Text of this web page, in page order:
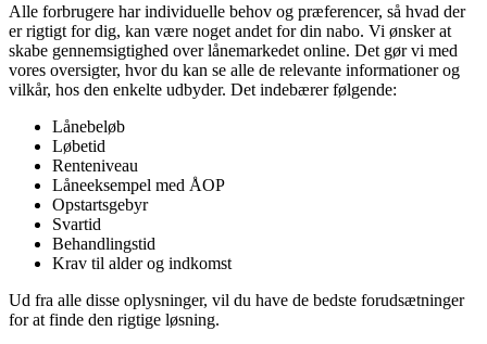
Alle forbrugere har individuelle behov og præferencer, så hvad der
er rigtigt for dig, kan være noget andet for din nabo. Vi ønsker at
skabe gennemsigtighed over lånemarkedet online. Det gør vi med
vores oversigter, hvor du kan se alle de relevante informationer og
vilkår, hos den enkelte udbyder. Det indebærer følgende:
Lånebeløb
Løbetid
Renteniveau
Låneeksempel med ÅOP
Opstartsgebyr
Svartid
Behandlingstid
Krav til alder og indkomst
Ud fra alle disse oplysninger, vil du have de bedste forudsætninger
for at finde den rigtige løsning.